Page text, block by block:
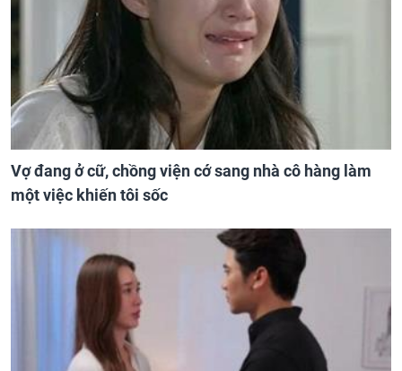
Vợ đang ở cữ, chồng viện cớ sang nhà cô hàng làm
một việc khiến tôi sốc